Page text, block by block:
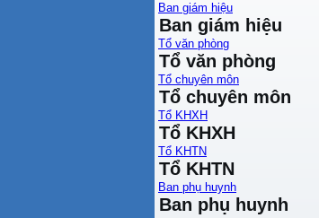
Ban giám hiệu
Ban giám hiệu
Tổ văn phòng
Tổ văn phòng
Tổ chuyên môn
Tổ chuyên môn
Tổ KHXH
Tổ KHXH
Tổ KHTN
Tổ KHTN
Ban phụ huynh
Ban phụ huynh